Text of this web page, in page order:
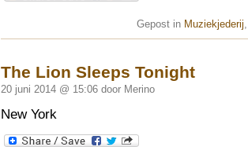
Gepost in Muziekjederij
The Lion Sleeps Tonight
20 juni 2014 @ 15:06 door Merino
New York